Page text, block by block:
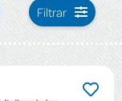
Filtrar